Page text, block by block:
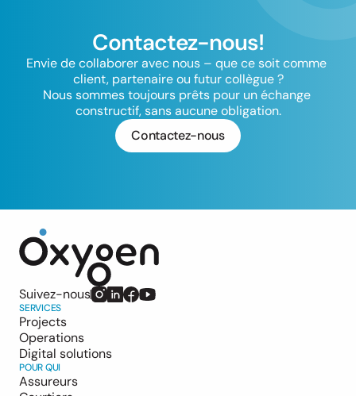
Contactez-nous!
Envie de collaborer avec nous – que ce soit comme
client, partenaire ou futur collègue ?
Nous sommes toujours prêts pour un échange
constructif, sans aucune obligation.
Contactez-nous
Suivez-nous
SERVICES
Projects
Operations
Digital solutions
POUR QUI
Assureurs